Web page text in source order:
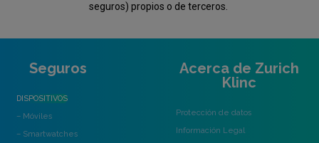
seguros) propios o de terceros.
Seguros
DISPOSITIVOS
– Móviles
– Smartwatches
Acerca de Zurich
Klinc
Protección de datos
Información Legal